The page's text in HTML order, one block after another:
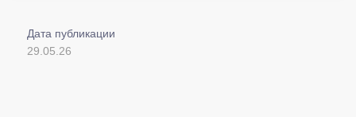
Дата публикации
29.05.26